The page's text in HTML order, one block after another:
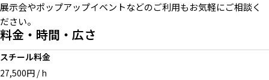
展示会やポップアップイベントなどのご利用もお気軽にご相談く
ださい。
料金・時間・広さ
スチール料金
27,500円 / h